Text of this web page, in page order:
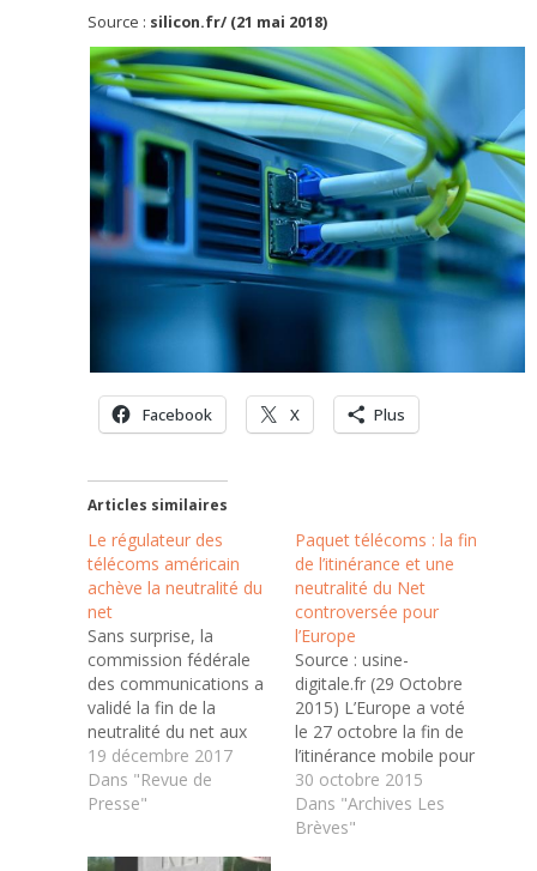
Source : silicon.fr/ (21 mai 2018)
Facebook X Plus
Articles similaires
Le régulateur des
télécoms américain
achève la neutralité du
net
Sans surprise, la
commission fédérale
des communications a
validé la fin de la
neutralité du net aux
États-Unis. Ce vote
ouvre la voie a un
traitement différencié
19 décembre 2017
Dans "Revue de
Presse"
Paquet télécoms : la fin
de l’itinérance et une
neutralité du Net
controversée pour
l’Europe
Source : usine-
digitale.fr (29 Octobre
2015) L’Europe a voté
le 27 octobre la fin de
l’itinérance mobile pour
l’été 2017 et une
version controversée
de la neutralité du Net.
30 octobre 2015
Dans "Archives Les
Brèves"